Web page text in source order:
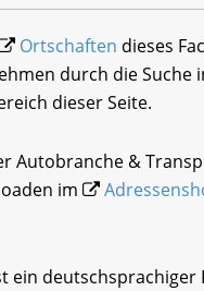
Ortschaften dieses
durch die Suche
dieser Seite.
Autobranche &
im
deutschsprachiger